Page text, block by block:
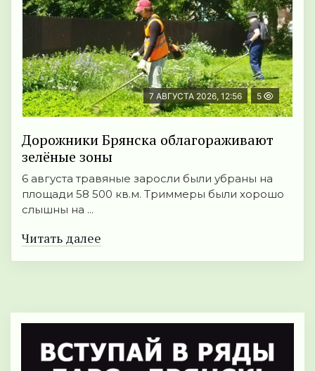
7 АВГУСТА 2026, 12:56 5
Дорожники Брянска облагораживают
зелёные зоны
6 августа травяные заросли были убраны на
площади 58 500 кв.м. Триммеры были хорошо
слышны на ...
Читать далее